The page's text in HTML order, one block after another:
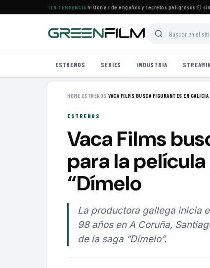
EN TENDENCIA
especial de películas con historias de engaños y secretos peligrosos·El
ESTRENOS SERIES INDUSTRIA
HOME›ESTRENOS ›VACA FILMS BUSCA FIGURANTES EN
ESTRENOS
Vaca Films
para la
“Dímelo
La productora gallega inicia
98 años en A Coruña,
de la saga “Dímelo”.